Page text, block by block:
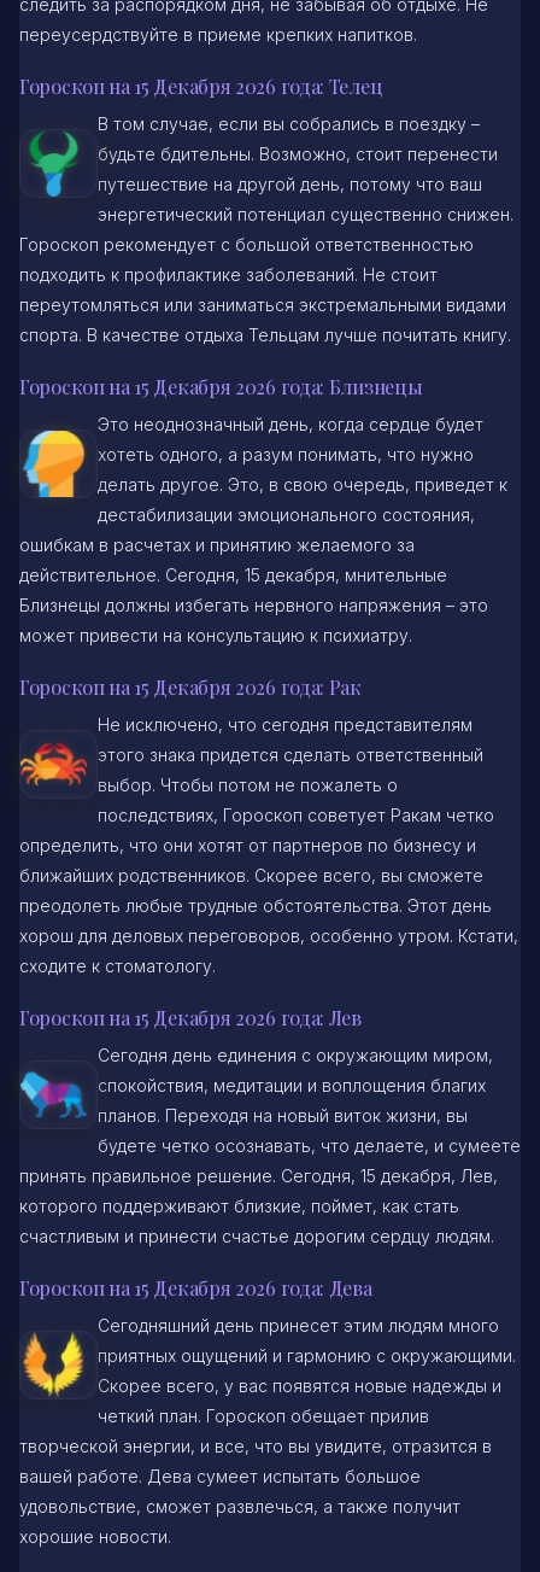
следить за распорядком дня, не забывая об отдыхе. Не
переусердствуйте в приеме крепких напитков.
Гороскоп на 15 Декабря 2026 года: Телец
В том случае, если вы собрались в поездку –
будьте бдительны. Возможно, стоит перенести
путешествие на другой день, потому что ваш
энергетический потенциал существенно снижен.
Гороскоп рекомендует с большой ответственностью
подходить к профилактике заболеваний. Не стоит
переутомляться или заниматься экстремальными видами
спорта. В качестве отдыха Тельцам лучше почитать книгу.
Гороскоп на 15 Декабря 2026 года: Близнецы
Это неоднозначный день, когда сердце будет
хотеть одного, а разум понимать, что нужно
делать другое. Это, в свою очередь, приведет к
дестабилизации эмоционального состояния,
ошибкам в расчетах и принятию желаемого за
действительное. Сегодня, 15 декабря, мнительные
Близнецы должны избегать нервного напряжения – это
может привести на консультацию к психиатру.
Гороскоп на 15 Декабря 2026 года: Рак
Не исключено, что сегодня представителям
этого знака придется сделать ответственный
выбор. Чтобы потом не пожалеть о
последствиях, Гороскоп советует Ракам четко
определить, что они хотят от партнеров по бизнесу и
ближайших родственников. Скорее всего, вы сможете
преодолеть любые трудные обстоятельства. Этот день
хорош для деловых переговоров, особенно утром. Кстати,
сходите к стоматологу.
Гороскоп на 15 Декабря 2026 года: Лев
Сегодня день единения с окружающим миром,
спокойствия, медитации и воплощения благих
планов. Переходя на новый виток жизни, вы
будете четко осознавать, что делаете, и сумеете
принять правильное решение. Сегодня, 15 декабря, Лев,
которого поддерживают близкие, поймет, как стать
счастливым и принести счастье дорогим сердцу людям.
Гороскоп на 15 Декабря 2026 года: Дева
Сегодняшний день принесет этим людям много
приятных ощущений и гармонию с окружающими.
Скорее всего, у вас появятся новые надежды и
четкий план. Гороскоп обещает прилив
творческой энергии, и все, что вы увидите, отразится в
вашей работе. Дева сумеет испытать большое
удовольствие, сможет развлечься, а также получит
хорошие новости.